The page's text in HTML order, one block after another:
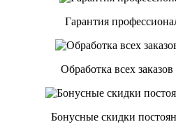
Гарантия
Обработка всех
Бонусные скидки